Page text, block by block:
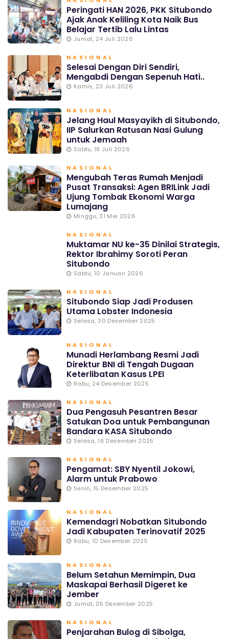
Peringati HAN 2026, PKK Situbondo
Ajak Anak Keliling Kota Naik Bus
Belajar Tertib Lalu Lintas
Jumat, 24 Juli 2026
NASIONAL
Selesai Dengan Diri Sendiri,
Mengabdi Dengan Sepenuh Hati..
Kamis, 23 Juli 2026
NASIONAL
Jelang Haul Masyayikh di Situbondo,
IIP Salurkan Ratusan Nasi Gulung
untuk Jemaah
Sabtu, 18 Juli 2026
NASIONAL
Mengubah Teras Rumah Menjadi
Pusat Transaksi: Agen BRILink Jadi
Ujung Tombak Ekonomi Warga
Lumajang
Minggu, 31 Mei 2026
NASIONAL
Muktamar NU ke-35 Dinilai Strategis,
Rektor Ibrahimy Soroti Peran
Situbondo
Sabtu, 10 Januari 2026
NASIONAL
Situbondo Siap Jadi Produsen
Utama Lobster Indonesia
Selasa, 30 Desember 2025
NASIONAL
Munadi Herlambang Resmi Jadi
Direktur BNI di Tengah Dugaan
Keterlibatan Kasus LPEI
Rabu, 24 Desember 2025
NASIONAL
Dua Pengasuh Pesantren Besar
Satukan Doa untuk Pembangunan
Bandara KASA Situbondo
Selasa, 16 Desember 2025
NASIONAL
Pengamat: SBY Nyentil Jokowi,
Alarm untuk Prabowo
Senin, 15 Desember 2025
NASIONAL
Kemendagri Nobatkan Situbondo
Jadi Kabupaten Terinovatif 2025
Rabu, 10 Desember 2025
NASIONAL
Belum Setahun Memimpin, Dua
Maskapai Berhasil Digeret ke
Jember
Jumat, 05 Desember 2025
NASIONAL
Penjarahan Bulog di Sibolga,